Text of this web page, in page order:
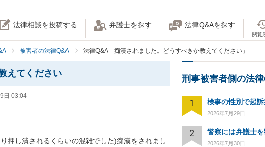
法律相談を投稿する 弁護士を探す 法律Q&Aを探す
閲覧
被害者の法律Q&A 法律Q&A「痴漢されました。どうすべきか教えてください」
えてください
日 03:04
押し潰されるくらいの混雑でした)痴漢をされまし
刑事被害者側の法
1
2026年7月29日
2
2026年7月30日